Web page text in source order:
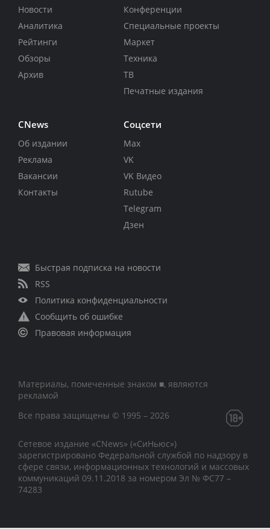
Новости
Аналитика
Рейтинги
Обзоры
Архив
Конференции
Специальные проекты
Маркет
Техника
ТВ
Печатные издания
CNews
Об издании
Реклама
Вакансии
Контакты
Соцсети
Max
VK
VK Видео
Rutube
Telegram
Дзен
Быстрая подписка на новости
RSS
Политика конфиденциальности
Сообщить об ошибке
Правовая информация
Материалы, помеченные знаком ■, являются
рекламой
Все права защищены © 1995 – 2026
Сетевое издание «CNews» («СиНьюс»)
зарегистрировано Федеральной службой по надзору в
сфере связи, информационных технологий и массовых
коммуникаций 09.11.2018 за номером Эл № ФС77 –
74283